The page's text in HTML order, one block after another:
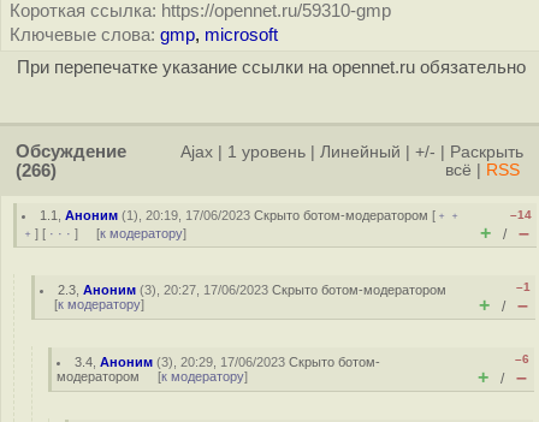
Короткая ссылка: https://opennet.ru/59310-gmp
Ключевые слова: gmp, microsoft
При перепечатке указание ссылки на opennet.ru обязательно
Обсуждение
(266)
Ajax 1 уровень Линейный +/-
Раскрыть
всё
RSS
1.1 ,Аноним (1), 20:19, 17/06/2023Скрыто ботом-модератором [ ﹢﹢
﹢ ] [ · · · ] [к модератору]
–14
+ / –
2.3 ,Аноним (3), 20:27, 17/06/2023Скрыто ботом-модератором
[к модератору]
–1
+ / –
3.4 ,Аноним (3), 20:29, 17/06/2023Скрыто ботом-
модератором [к модератору]
–6
+ / –